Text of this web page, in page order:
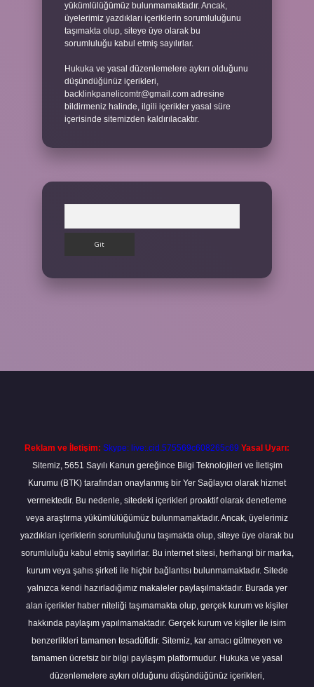
yükümlülüğümüz bulunmamaktadır. Ancak,
üyelerimiz yazdıkları içeriklerin sorumluluğunu
taşımakta olup, siteye üye olarak bu
sorumluluğu kabul etmiş sayılırlar.
Hukuka ve yasal düzenlemelere aykırı olduğunu
düşündüğünüz içerikleri,
backlinkpanelicomtr@gmail.com adresine
bildirmeniz halinde, ilgili içerikler yasal süre
içerisinde sitemizden kaldırılacaktır.
Reklam ve İletişim: Skype: live:.cid.575569c608265c69 Yasal Uyarı:
Sitemiz, 5651 Sayılı Kanun gereğince Bilgi Teknolojileri ve İletişim
Kurumu (BTK) tarafından onaylanmış bir Yer Sağlayıcı olarak hizmet
vermektedir. Bu nedenle, sitedeki içerikleri proaktif olarak denetleme
veya araştırma yükümlülüğümüz bulunmamaktadır. Ancak, üyelerimiz
yazdıkları içeriklerin sorumluluğunu taşımakta olup, siteye üye olarak bu
sorumluluğu kabul etmiş sayılırlar. Bu internet sitesi, herhangi bir marka,
kurum veya şahıs şirketi ile hiçbir bağlantısı bulunmamaktadır. Sitede
yalnızca kendi hazırladığımız makaleler paylaşılmaktadır. Burada yer
alan içerikler haber niteliği taşımamakta olup, gerçek kurum ve kişiler
hakkında paylaşım yapılmamaktadır. Gerçek kurum ve kişiler ile isim
benzerlikleri tamamen tesadüfidir. Sitemiz, kar amacı gütmeyen ve
tamamen ücretsiz bir bilgi paylaşım platformudur. Hukuka ve yasal
düzenlemelere aykırı olduğunu düşündüğünüz içerikleri,